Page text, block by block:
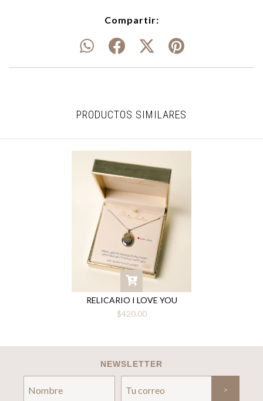
Compartir:
PRODUCTOS SIMILARES
RELICARIO I LOVE YOU
$420.00
NEWSLETTER